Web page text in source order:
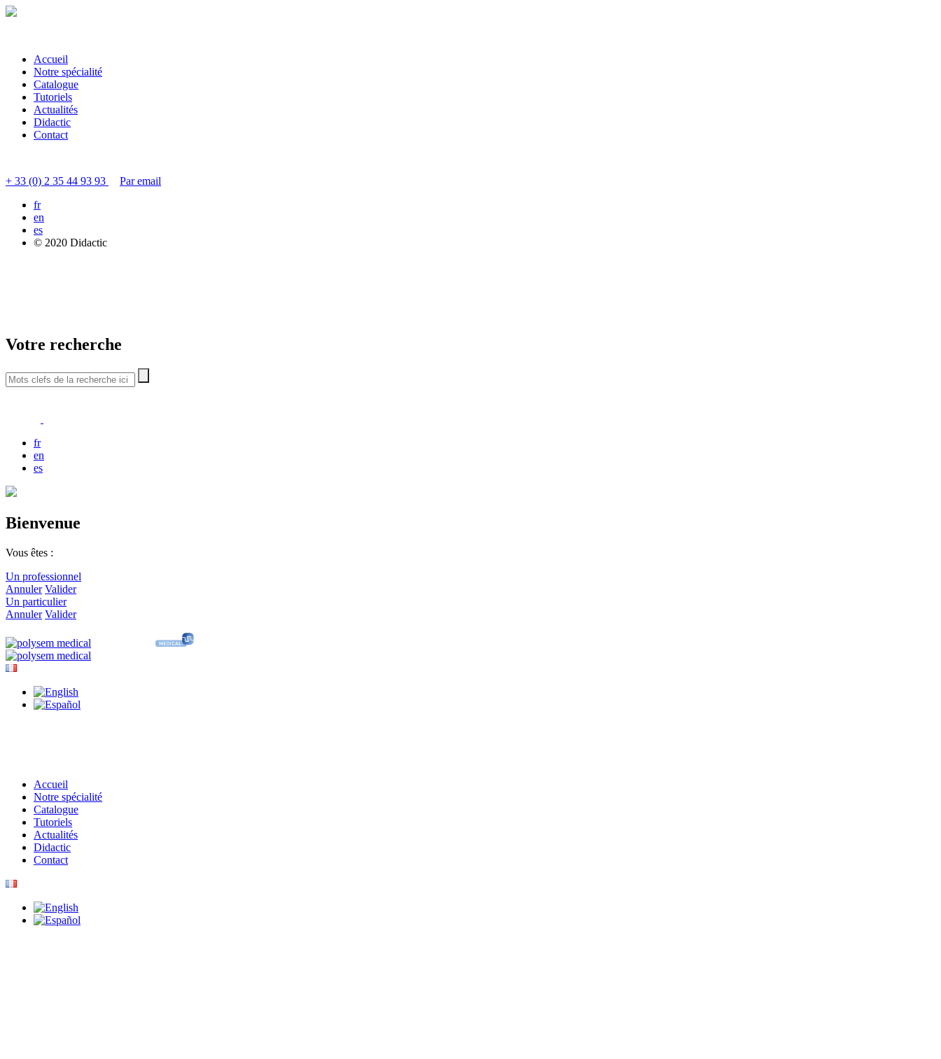
Accueil
Notre spécialité
Catalogue
Tutoriels
Actualités
Didactic
Contact
+ 33 (0) 2 35 44 93 93
Par email
fr
en
es
© 2020 Didactic
Votre recherche
fr
en
es
Bienvenue
Vous êtes :
Un professionnel
Annuler Valider
Un particulier
Annuler Valider
Accueil
Notre spécialité
Catalogue
Tutoriels
Actualités
Didactic
Contact